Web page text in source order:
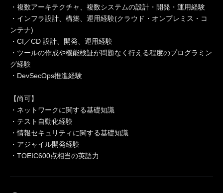
・複数アーキテクチャ、複数システムの設計・開発・運用経験
・インフラ設計、構築、運用経験(クラウド・オンプレミス・コ
ンテナ)
・CI／CD 設計、開発、運用経験
・ツールの作成や機能検証が問題なく行える程度のプログラミン
グ経験
・DevSecOps推進経験
【尚可】
・ネットワークに関する基礎知識
・テスト自動化経験
・情報セキュリティに関する基礎知識
・アジャイル開発経験
・TOEIC600点相当の英語力